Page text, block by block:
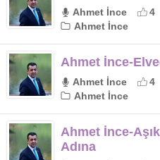
Ahmet İnce 4
Ahmet İnce
Ahmet İnce-
Ahmet İnce 4
Ahmet İnce
Ahmet İnce-
Adına